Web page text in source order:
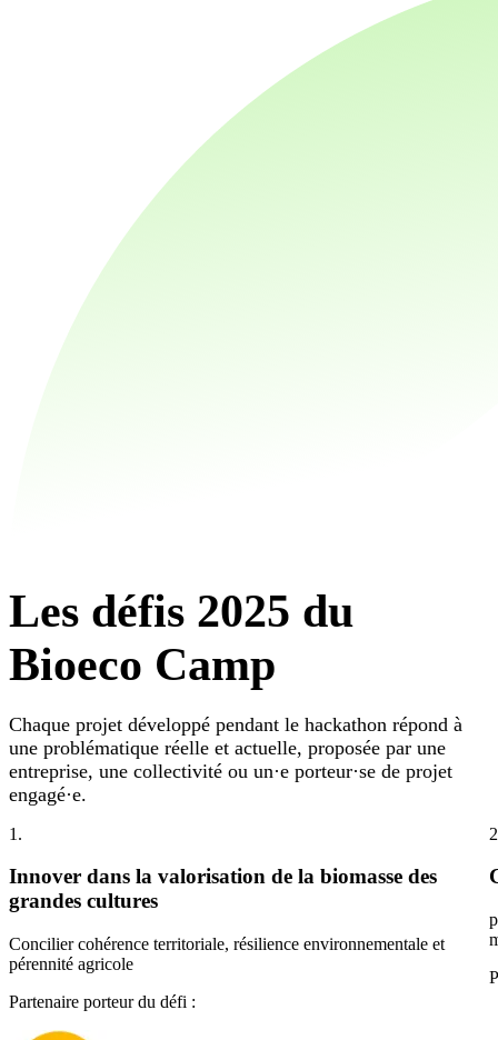
Les défis 2025 du
Bioeco Camp
Chaque projet développé pendant le hackathon répond à
une problématique réelle et actuelle, proposée par une
entreprise, une collectivité ou un·e porteur·se de projet
engagé·e.
1.
Innover dans la valorisation de la biomasse des
grandes cultures
Concilier cohérence territoriale, résilience environnementale et
pérennité agricole
Partenaire porteur du défi :